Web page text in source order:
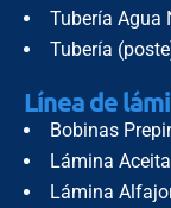
Tubería Agua
Tubería
Línea de
Bobinas
Lámina
Lámina